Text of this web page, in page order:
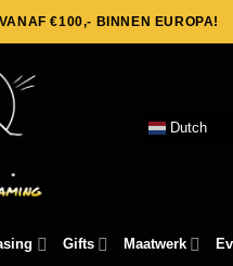
€100,- BINNEN EUROPA!
Dutch
Gifts Maatwerk